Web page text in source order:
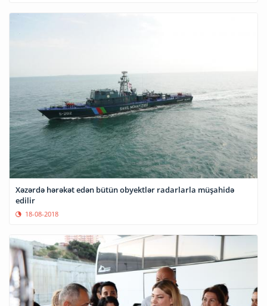
Xəzərdə hərəkət edən bütün obyektlər radarlarla müşahidə
edilir
18-08-2018